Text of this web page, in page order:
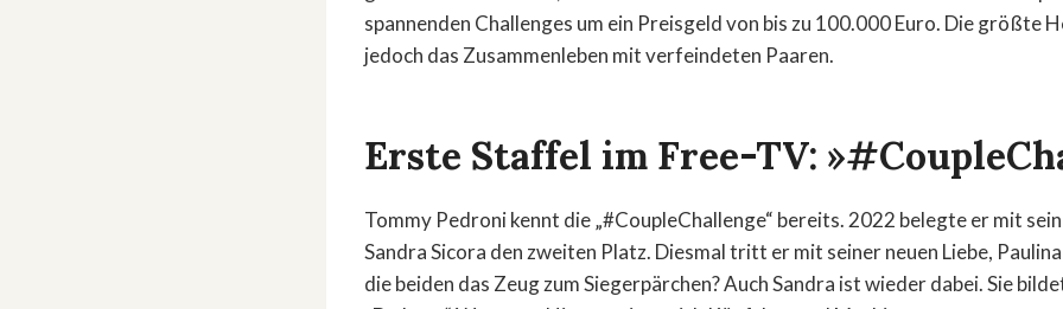
spannenden Challenges um ein Preisgeld von bis zu 100.000 Euro. Die größte
jedoch das Zusammenleben mit verfeindeten Paaren.
Erste Staffel im Free-TV:
Tommy Pedroni kennt die „#CoupleChallenge“ bereits. 2022 belegte er mit
Sandra Sicora den zweiten Platz. Diesmal tritt er mit seiner neuen Liebe, Paulina
die beiden das Zeug zum Siegerpärchen? Auch Sandra ist wieder dabei. Sie